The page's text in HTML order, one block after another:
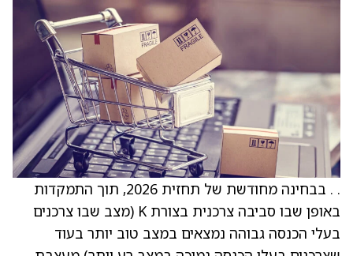
. . בבחינה מחודשת של תחזית 2026, תוך התמקדות
באופן שבו סביבה צרכנית בצורת K (מצב שבו צרכנים
בעלי הכנסה גבוהה נמצאים במצב טוב יותר בעוד